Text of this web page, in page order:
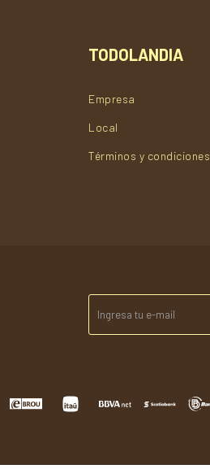
TODOLANDIA
Empresa
Local
Términos y condiciones